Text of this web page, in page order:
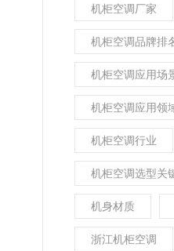
机柜空调厂家
机柜空调品牌排
机柜空调应用场
机柜空调应用领
机柜空调行业
机柜空调选型关
机身材质
浙江机柜空调